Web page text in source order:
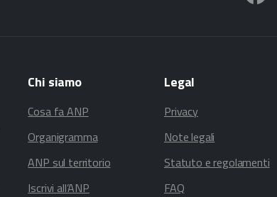
Chi siamo
Cosa fa ANP
Organigramma
ANP sul territorio
Iscrivi all’ANP
Legal
Privacy
Note legali
Statuto e regolamenti
FAQ